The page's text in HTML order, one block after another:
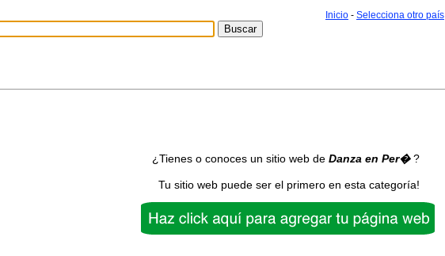
Inicio - Selecciona otro país
¿Tienes o conoces un sitio web de Danza en Per�?
Tu sitio web puede ser el primero en esta categoría!